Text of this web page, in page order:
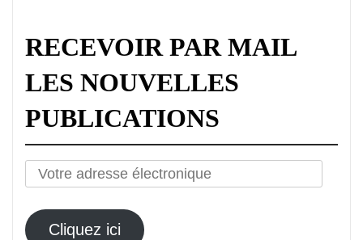
RECEVOIR PAR MAIL
LES NOUVELLES
PUBLICATIONS
Votre
électronique
Cliquez ici